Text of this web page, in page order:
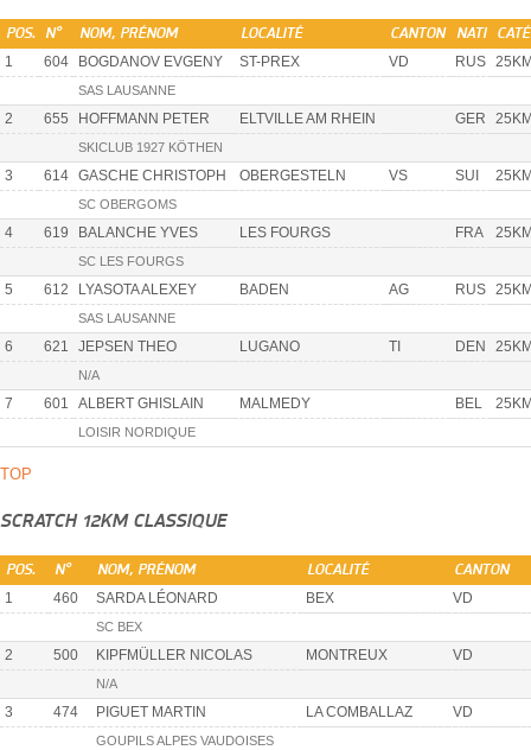
POS. N° NOM, PRÉNOM LOCALITÉ CANTON NATI
1 604 BOGDANOV EVGENY ST-PREX VD RUS
SAS LAUSANNE
2 655 HOFFMANN PETER ELTVILLE AM RHEIN GER
SKICLUB 1927 KÖTHEN
3 614 GASCHE CHRISTOPH OBERGESTELN VS SUI
SC OBERGOMS
4 619 BALANCHE YVES LES FOURGS FRA
SC LES FOURGS
5 612 LYASOTA ALEXEY BADEN AG RUS
SAS LAUSANNE
6 621 JEPSEN THEO LUGANO TI DEN
N/A
7 601 ALBERT GHISLAIN MALMEDY BEL
LOISIR NORDIQUE
TOP
SCRATCH 12KM CLASSIQUE
POS. N° NOM, PRÉNOM LOCALITÉ CANTON
1 460 SARDA LÉONARD BEX VD
SC BEX
2 500 KIPFMÜLLER NICOLAS MONTREUX VD
N/A
3 474 PIGUET MARTIN LA COMBALLAZ VD
GOUPILS ALPES VAUDOISES